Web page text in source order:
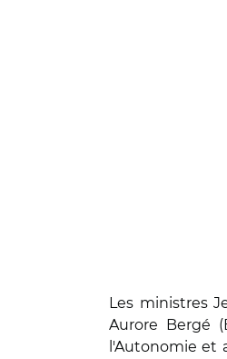
Les ministres
Aurore Bergé
l'Autonomie et